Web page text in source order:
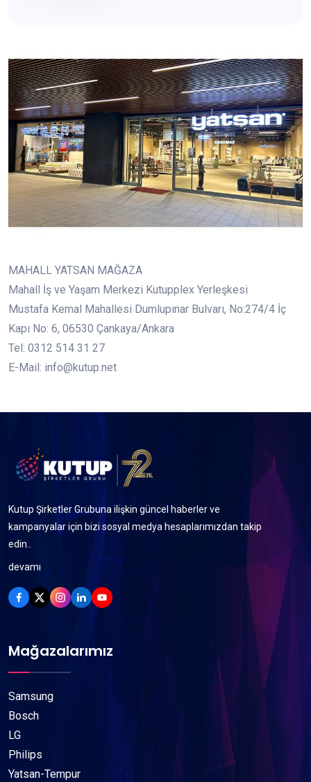
MAHALL YATSAN MAĞAZA
Mahall İş ve Yaşam Merkezi Kutupplex Yerleşkesi
Mustafa Kemal Mahallesi Dumlupınar Bulvarı, No:274/4 İç
Kapı No: 6, 06530 Çankaya/Ankara
Tel: 0312 514 31 27
E-Mail: info@kutup.net
Kutup Şirketler Grubuna ilişkin güncel haberler ve
kampanyalar için bizi sosyal medya hesaplarımızdan takip
edin..
devamı
Mağazalarımız
Samsung
Bosch
LG
Philips
Yatsan-Tempur